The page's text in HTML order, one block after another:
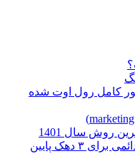
کامل رول اوت شده
روش سال 1401
“وزیر ارتباطات” اینترنت رایگان دائمی برای ۳ دهک پایین